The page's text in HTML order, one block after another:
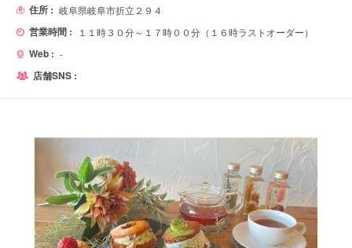
住所 : 岐阜県岐阜市折立２９４
営業時間 : １１時３０分～１７時００分（１６時ラストオーダー）
Web : -
店舗SNS :